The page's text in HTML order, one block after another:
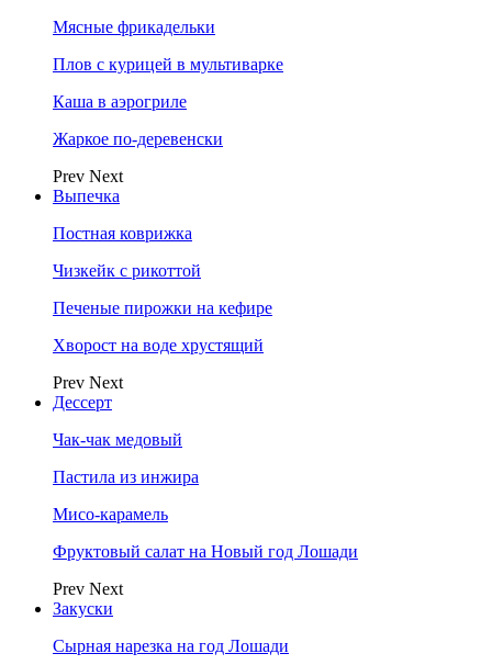
Мясные фрикадельки
Плов с курицей в мультиварке
Каша в аэрогриле
Жаркое по-деревенски
Prev Next
Выпечка
Постная коврижка
Чизкейк с рикоттой
Печеные пирожки на кефире
Хворост на воде хрустящий
Prev Next
Дессерт
Чак-чак медовый
Пастила из инжира
Мисо-карамель
Фруктовый салат на Новый год Лошади
Prev Next
Закуски
Сырная нарезка на год Лошади